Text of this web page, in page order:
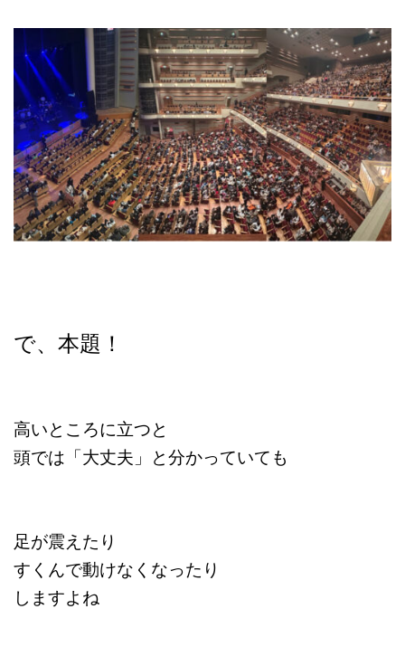
で、本題！
高いところに立つと
頭では「大丈夫」と分かっていても
足が震えたり
すくんで動けなくなったり
しますよね